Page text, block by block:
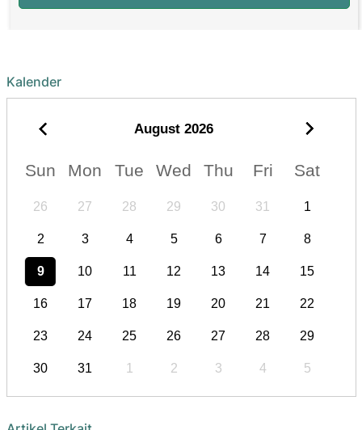
Kalender
August 2026
Sun Mon Tue Wed Thu Fri Sat
26 27 28 29 30 31 1
2 3 4 5 6 7 8
9 10 11 12 13 14 15
16 17 18 19 20 21 22
23 24 25 26 27 28 29
30 31 1 2 3 4 5